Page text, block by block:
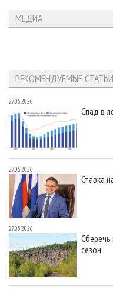
МЕДИА
РЕКОМЕНДУЕМЫЕ СТАТЬИ
27.05.2026
Спад в
27.05.2026
Ставка
27.05.2026
сезон